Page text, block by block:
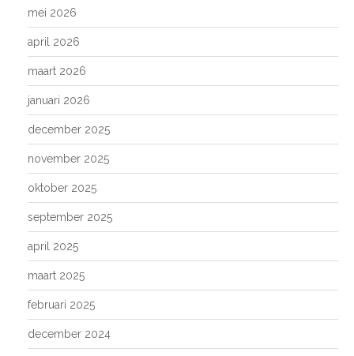
mei 2026
april 2026
maart 2026
januari 2026
december 2025
november 2025
oktober 2025
september 2025
april 2025
maart 2025
februari 2025
december 2024